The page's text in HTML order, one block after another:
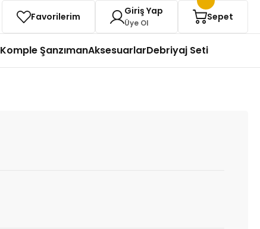
Favorilerim Giriş Yap
Üye Ol
Sepet
Komple ŞanzımanAksesuarlarDebriyaj Seti